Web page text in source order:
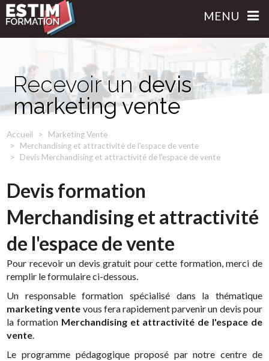
MENU
Recevoir undevis
marketing vente
Accueil
Marketing Vente
Merchandising et attractivité de l'espace de vente
Devis Merchandising et attractivité de l'espace de vente
Devis formation
Merchandising et attractivité
de l'espace de vente
Pour recevoir un devis gratuit pour cette formation, merci de
remplir le formulaire ci-dessous.
Un responsable formation spécialisé dans la thématique
marketing vente vous fera rapidement parvenir un devis pour
la formation Merchandising et attractivité de l'espace de
vente.
Le programme pédagogique proposé par notre centre de